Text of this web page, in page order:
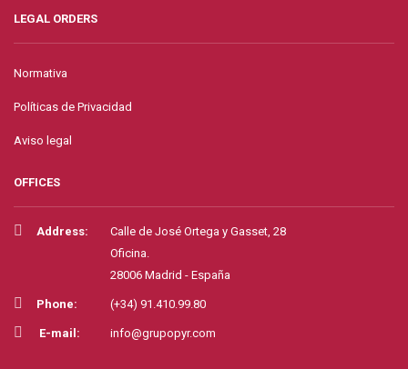
LEGAL ORDERS
Normativa
Políticas de Privacidad
Aviso legal
OFFICES
Address:
Calle de José Ortega y Gasset, 28
Oficina.
28006 Madrid - España
Phone: (+34) 91.410.99.80
E-mail: info@grupopyr.com